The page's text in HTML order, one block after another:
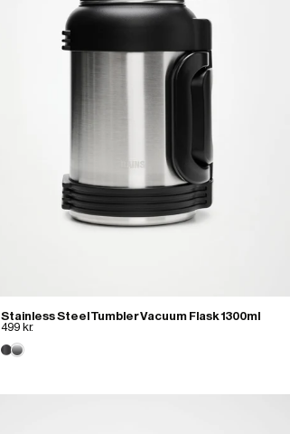
Stainless Steel Tumbler Vacuum Flask 1300ml
499 kr.